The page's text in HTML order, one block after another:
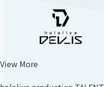
View More